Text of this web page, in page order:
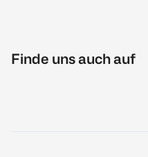
Finde uns auch auf